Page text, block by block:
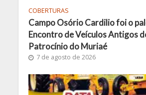
COBERTURAS
Campo Osório Cardilio foi o
Encontro de Veículos Antigos
Patrocínio do Muriaé
7 de agosto de 2026